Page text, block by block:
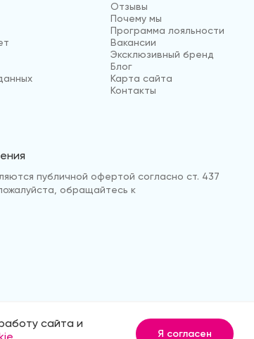
Отзывы
Почему мы
Программа лояльности
Вакансии
Эксклюзивный бренд
Блог
Карта сайта
Контакты
публичной офертой согласно ст. 437
обращайтесь к
Продвижение сайтаMedmaps
сайта и
Я согласен